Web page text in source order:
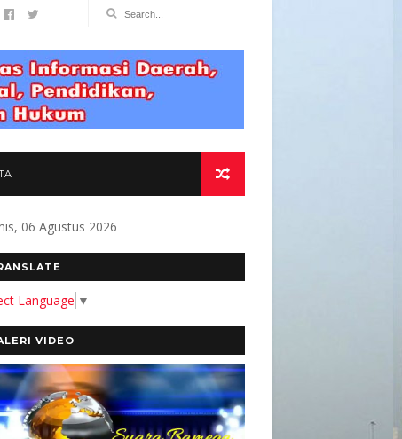
BAGI MASYARAKAT " Alamat
06 Agustus 2026
Language ▼
VIDEO